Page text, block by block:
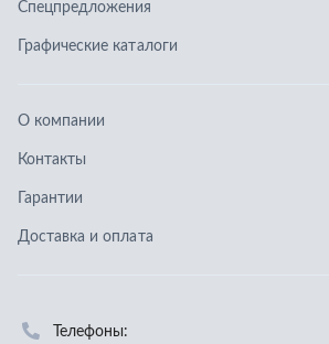
Отправить заявку